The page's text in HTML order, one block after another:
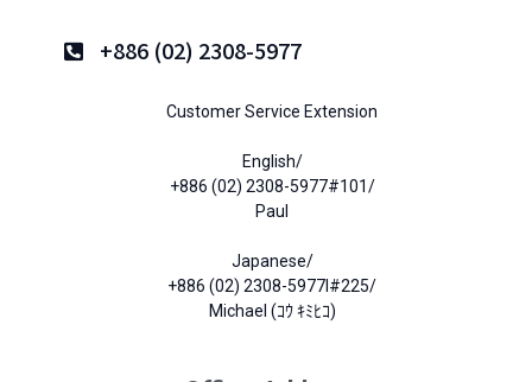
+886 (02) 2308-5977
Customer Service Extension
English/
+886 (02) 2308-5977#101/
Paul
Japanese/
+886 (02) 2308-5977l#225/
Michael (ｺｳ ｷﾐﾋｺ)